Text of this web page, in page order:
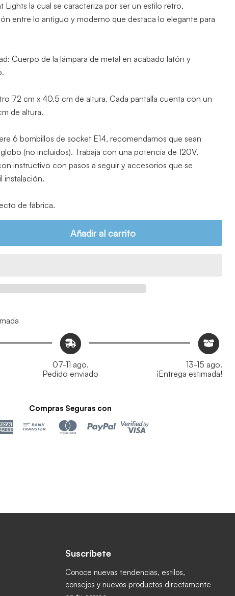
Lights la cual se caracteriza por ser un estilo retro,
entre lo antiguo y moderno que destaca lo elegante para
Cuerpo de la lámpara de metal en acabado latón y
72 cm x 40.5 cm de altura. Cada pantalla cuenta con un
de altura.
6 bombillos de socket E14, recomendamos que sean
(no incluidos). Trabaja con una potencia de 120V,
instructivo con pasos a seguir y accesorios que se
instalación.
de fábrica.
Añadir al carrito
07-11 ago.
Pedido enviado
13-15 ago.
¡Entrega estimada!
Compras Seguras con
Instagram
Suscríbete
Conoce nuevas tendencias, estilos,
consejos y nuevos productos directamente